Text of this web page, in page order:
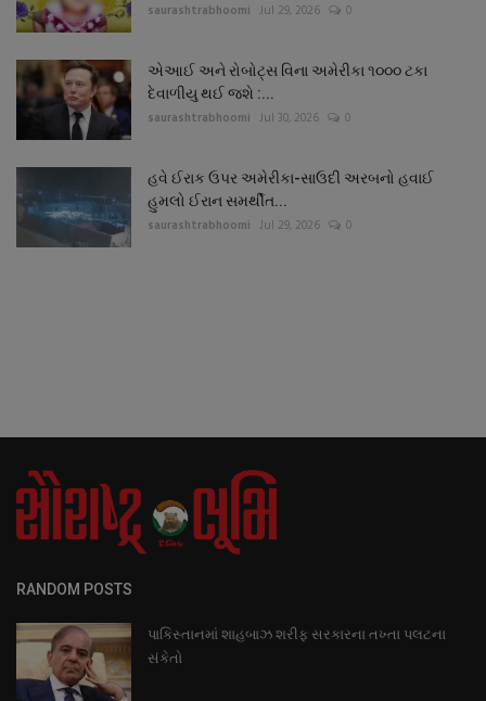
saurashtrabhoomi Jul 29, 2026 0
એઆઈ અને રોબોટ્સ વિના અમેરીકા ૧૦૦૦ ટકા
દેવાળીયુ થઈ જશે :...
saurashtrabhoomi Jul 30, 2026 0
હવે ઈરાક ઉપર અમેરીકા-સાઉદી અરબનો હવાઈ
હુમલો ઈરાન સમર્થીત...
saurashtrabhoomi Jul 29, 2026 0
RANDOM POSTS
પાકિસ્તાનમાં શાહબાઝ શરીફ સરકારના તખ્તા પલટના
સંકેતો